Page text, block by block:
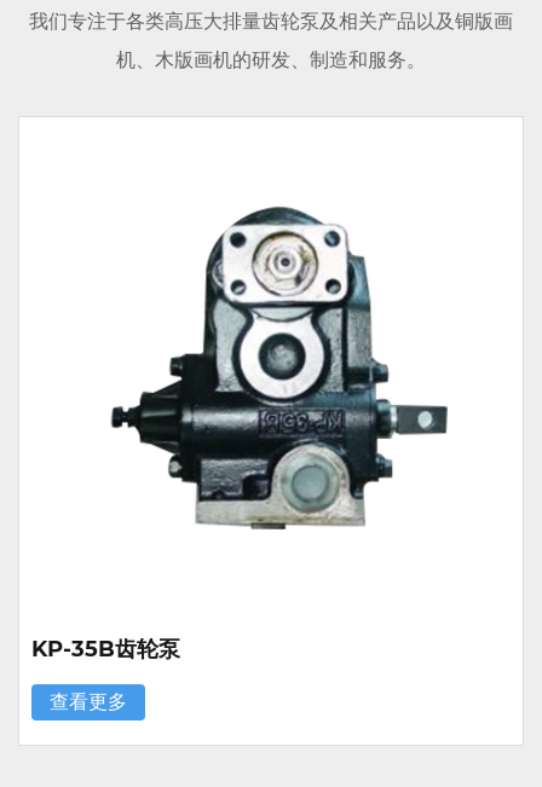
我们专注于各类高压大排量齿轮泵及相关产品以及铜版画
机、木版画机的研发、制造和服务。
KP-35B齿轮泵
查看更多